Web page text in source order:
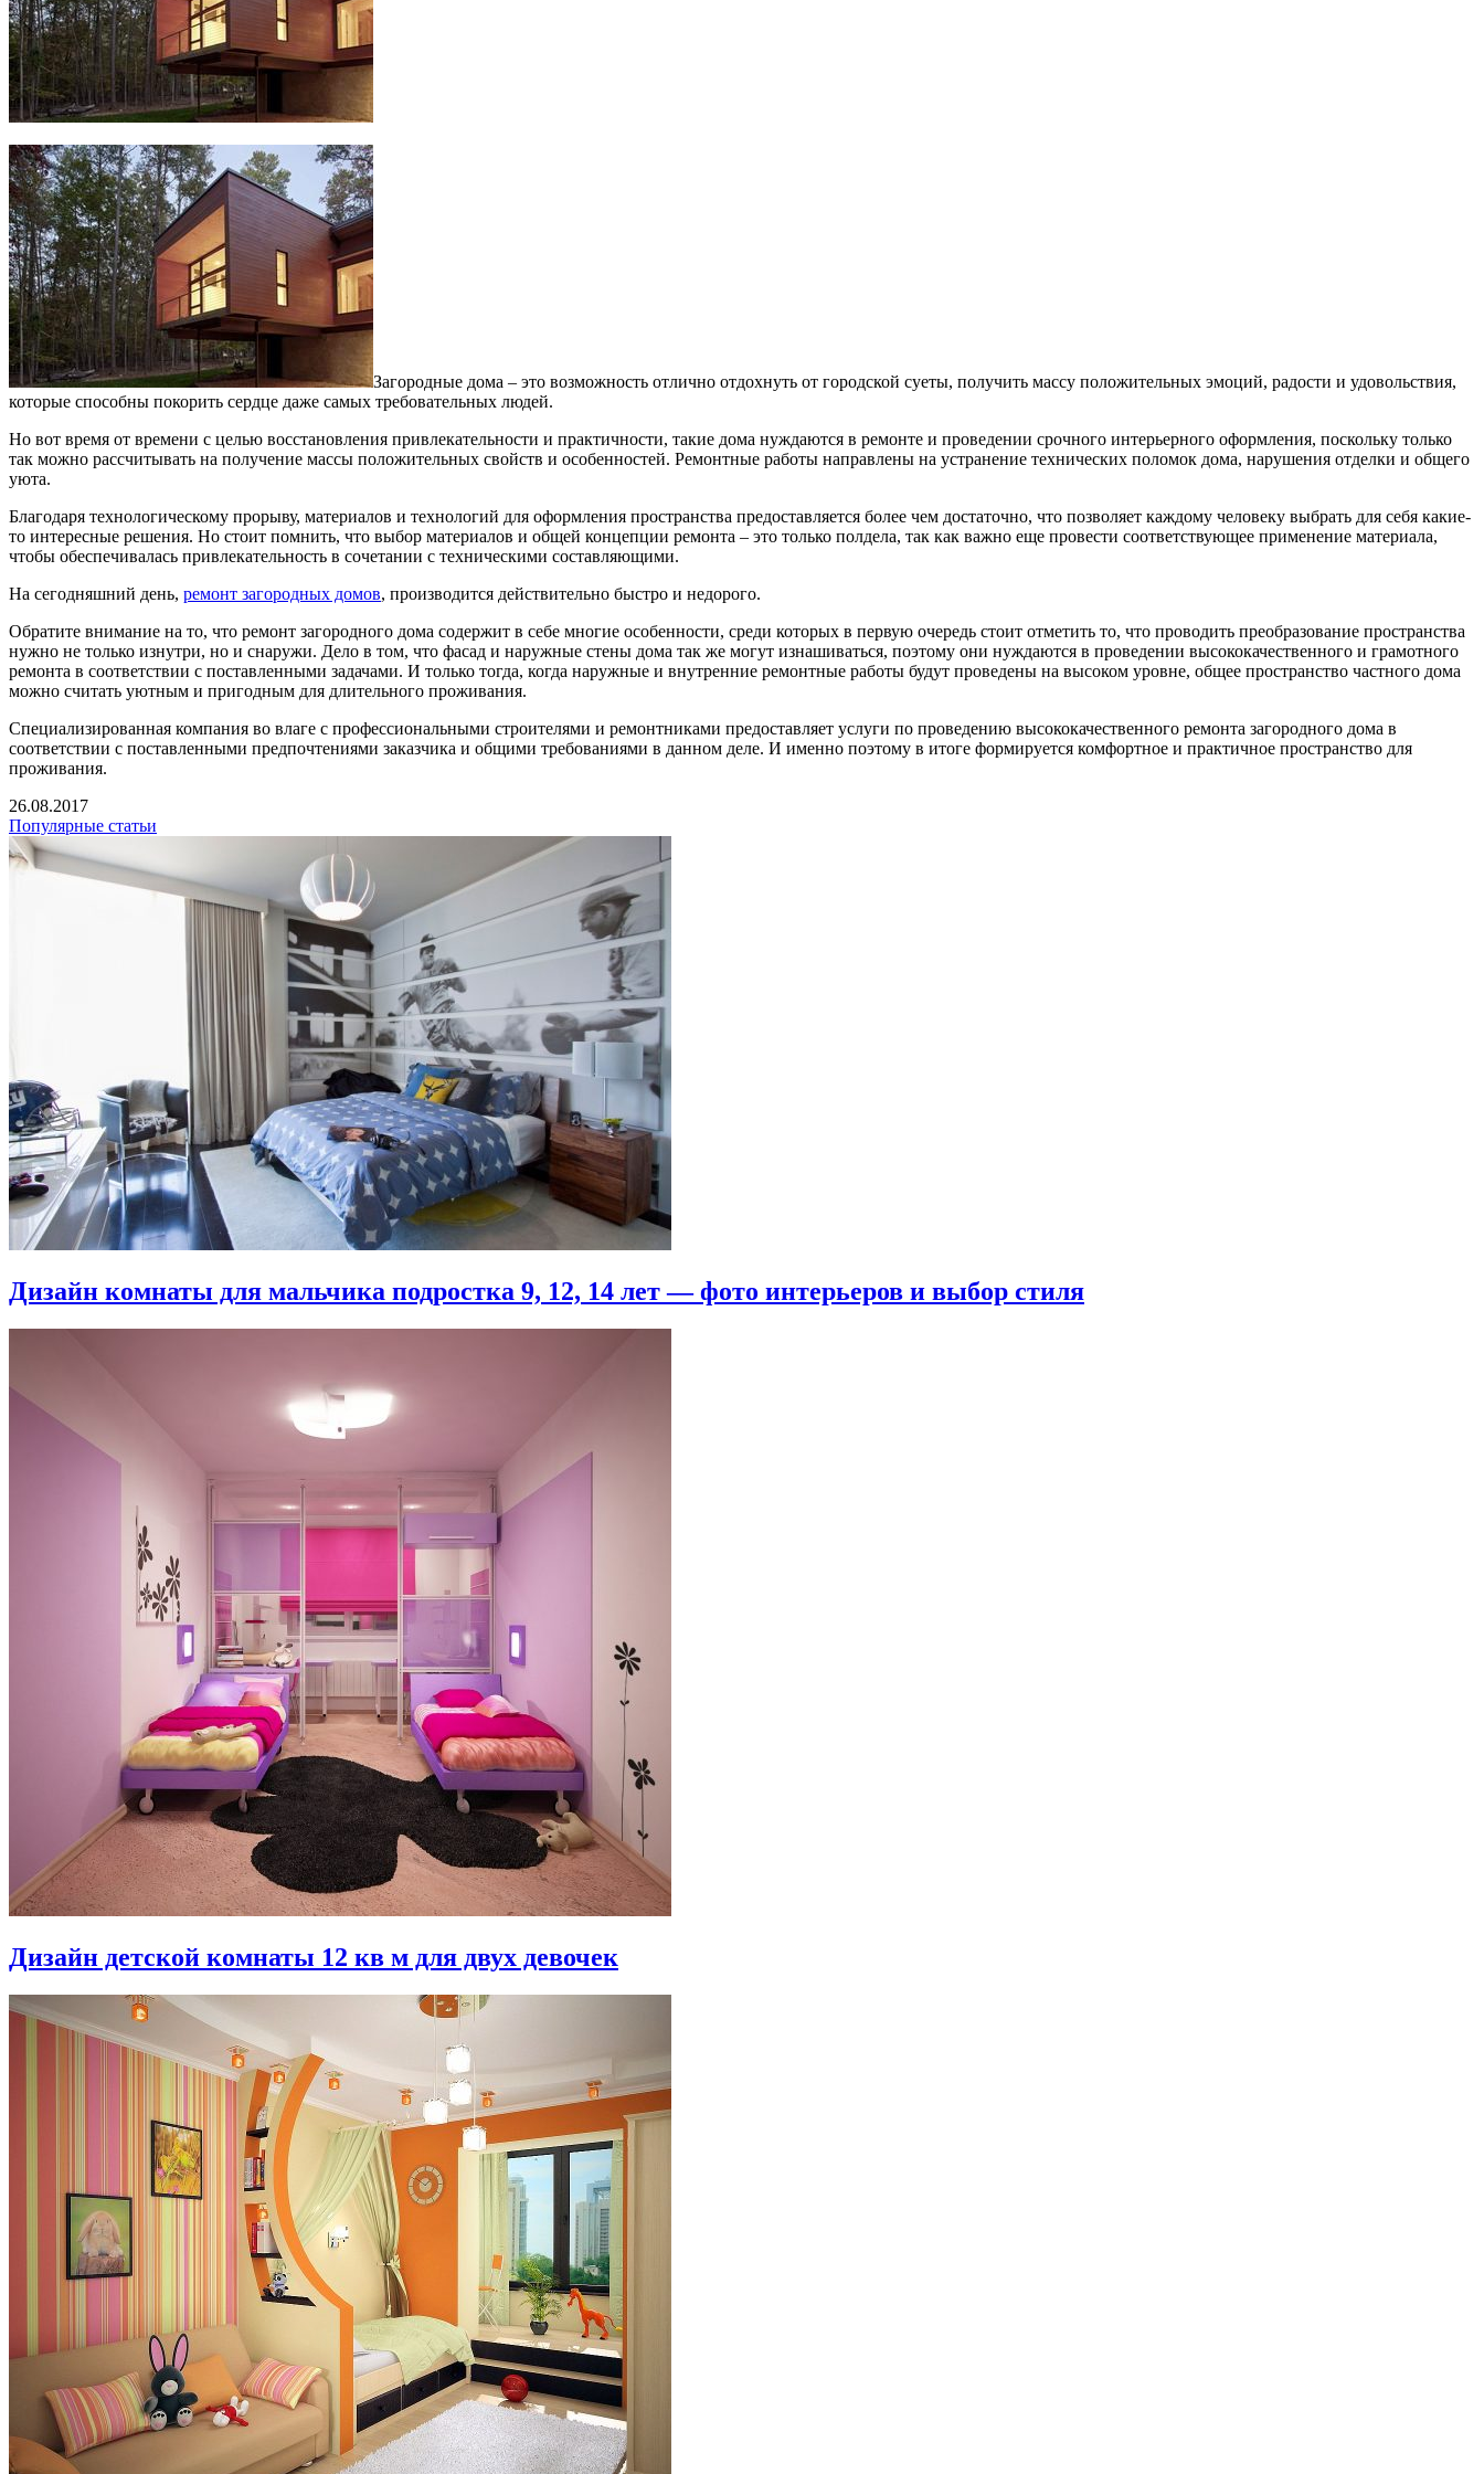
Загородные дома – это возможность отлично отдохнуть от городской суеты, получить массу положительных эмоций, радости и удовольствия,
которые способны покорить сердце даже самых требовательных людей.
Но вот время от времени с целью восстановления привлекательности и практичности, такие дома нуждаются в ремонте и проведении срочного интерьерного оформления, поскольку только
так можно рассчитывать на получение массы положительных свойств и особенностей. Ремонтные работы направлены на устранение технических поломок дома, нарушения отделки и общего
уюта.
Благодаря технологическому прорыву, материалов и технологий для оформления пространства предоставляется более чем достаточно, что позволяет каждому человеку выбрать для себя какие-
то интересные решения. Но стоит помнить, что выбор материалов и общей концепции ремонта – это только полдела, так как важно еще провести соответствующее применение материала,
чтобы обеспечивалась привлекательность в сочетании с техническими составляющими.
На сегодняшний день, ремонт загородных домов, производится действительно быстро и недорого.
Обратите внимание на то, что ремонт загородного дома содержит в себе многие особенности, среди которых в первую очередь стоит отметить то, что проводить преобразование пространства
нужно не только изнутри, но и снаружи. Дело в том, что фасад и наружные стены дома так же могут изнашиваться, поэтому они нуждаются в проведении высококачественного и грамотного
ремонта в соответствии с поставленными задачами. И только тогда, когда наружные и внутренние ремонтные работы будут проведены на высоком уровне, общее пространство частного дома
можно считать уютным и пригодным для длительного проживания.
Специализированная компания во влаге с профессиональными строителями и ремонтниками предоставляет услуги по проведению высококачественного ремонта загородного дома в
соответствии с поставленными предпочтениями заказчика и общими требованиями в данном деле. И именно поэтому в итоге формируется комфортное и практичное пространство для
проживания.
26.08.2017
Популярные статьи
Дизайн комнаты для мальчика подростка 9, 12, 14 лет — фото интерьеров и выбор стиля
Дизайн детской комнаты 12 кв м для двух девочек